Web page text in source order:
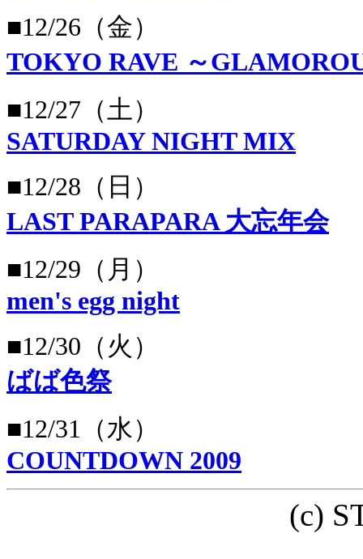
■12/26（金）
TOKYO RAVE ～
■12/27（土）
SATURDAY NIGHT MIX
■12/28（日）
LAST PARAPARA 大忘年会
■12/29（月）
men's egg night
■12/30（火）
ばば色祭
■12/31（水）
COUNTDOWN 2009
(c)